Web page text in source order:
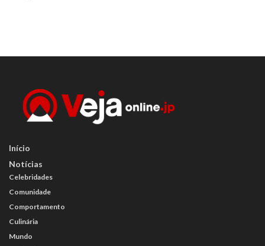
Início
Notícias
Celebridades
Comunidade
Comportamento
Culinária
Mundo